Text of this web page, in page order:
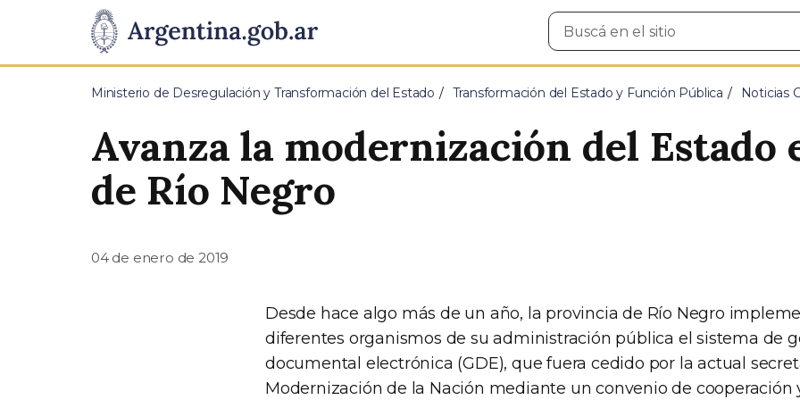
Presidencia
de
Pasar al contenido principal
Buscar
en
Ministerio de Desregulación y Transformación del Estado Transformación del Estado y Función Pública Noticias
Avanza la modernización del Estado
de Río Negro
04 de enero de 2019
Desde hace algo más de un año, la provincia de Río Negro
diferentes organismos de su administración pública el sistema de
documental electrónica (GDE), que fuera cedido por la actual
Modernización de la Nación mediante un convenio de cooperación